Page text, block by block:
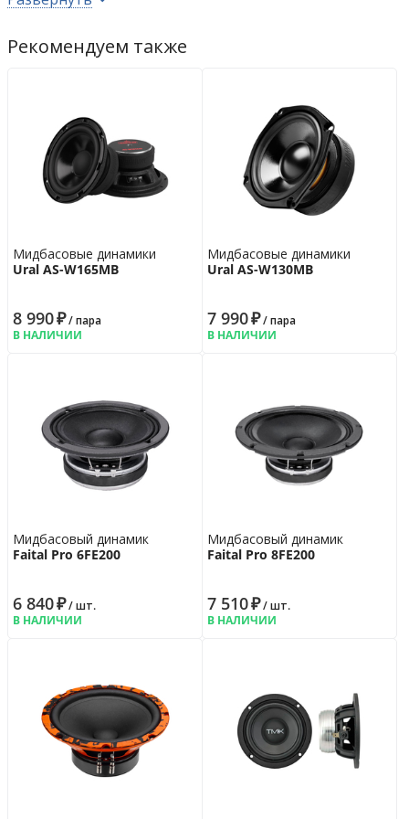
Установочные размеры
Монтажный диаметр
14 дн.
Гарантия
12 мес.
Рекомендуем также
Мидбасовые динамики
Ural AS-W165MB
8 990₽/ пара
В НАЛИЧИИ
Мидбасовые динамики
Ural AS-W130MB
7 990₽/ пара
В НАЛИЧИИ
Мидбасовый динамик
Faital Pro 6FE200
6 840₽/ шт.
В НАЛИЧИИ
Мидбасовый динамик
Faital Pro 8FE200
7 510₽/ шт.
В НАЛИЧИИ